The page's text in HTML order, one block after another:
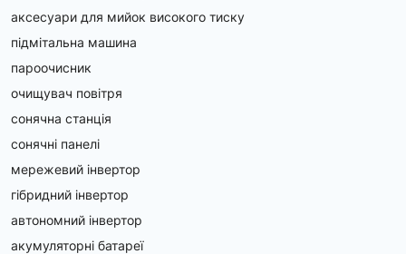
аксесуари для мийок високого тиску
підмітальна машина
пароочисник
очищувач повітря
сонячна станція
сонячні панелі
мережевий інвертор
гібридний інвертор
автономний інвертор
акумуляторні батареї